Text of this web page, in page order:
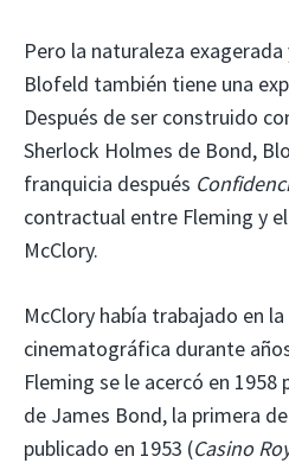
Pero la naturaleza
Blofeld también tiene una
Después de ser construido
Sherlock Holmes de Bond,
franquicia después
contractual entre Fleming y
McClory.
McClory había trabajado en
cinematográfica durante
Fleming se le acercó en
de James Bond, la primera
publicado en 1953 (Casino